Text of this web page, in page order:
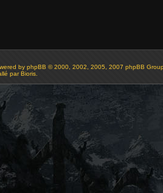
by phpBB © 2000, 2002, 2005, 2007 phpBB
par Bioris.